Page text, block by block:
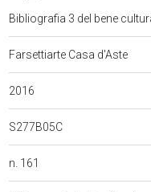
Bibliografia 3 del bene
Farsettiarte Casa d'Aste
2016
S277B05C
n. 161